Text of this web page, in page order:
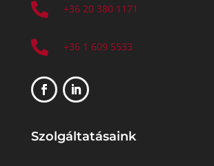
 +36 20 380 1171
 +36 1 609 5533
Szolgáltatásaink